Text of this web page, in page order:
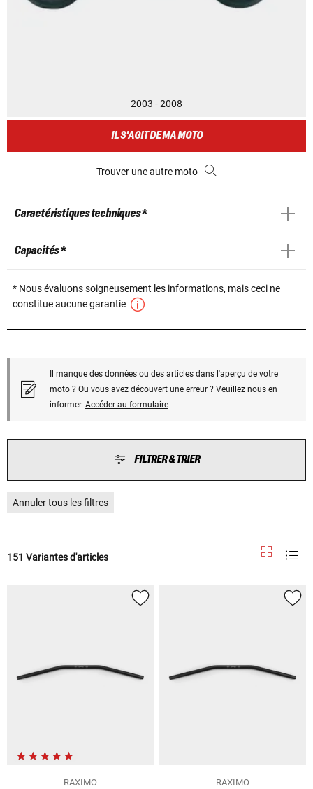
2003 - 2008
IL S'AGIT DE MA MOTO
Trouver une autre moto
Caractéristiques techniques *
Capacités *
* Nous évaluons soigneusement les informations, mais ceci ne
constitue aucune garantie
Il manque des données ou des articles dans l'aperçu de votre
moto ? Ou vous avez découvert une erreur ? Veuillez nous en
informer. Accéder au formulaire
FILTRER & TRIER
Annuler tous les filtres
151 Variantes d'articles
RAXIMO
RAXIMO